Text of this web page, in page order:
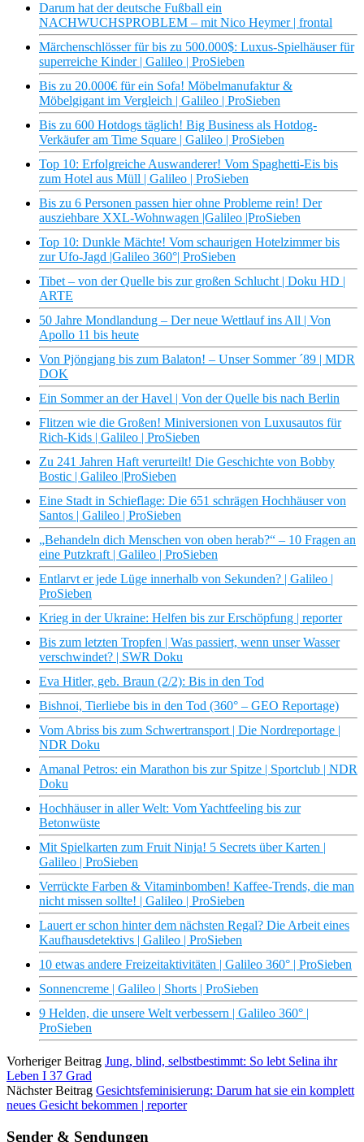
Darum hat der deutsche Fußball ein
NACHWUCHSPROBLEM – mit Nico Heymer | frontal
Märchenschlösser für bis zu 500.000$: Luxus-Spielhäuser für
superreiche Kinder | Galileo | ProSieben
Bis zu 20.000€ für ein Sofa! Möbelmanufaktur &
Möbelgigant im Vergleich | Galileo | ProSieben
Bis zu 600 Hotdogs täglich! Big Business als Hotdog-
Verkäufer am Time Square | Galileo | ProSieben
Top 10: Erfolgreiche Auswanderer! Vom Spaghetti-Eis bis
zum Hotel aus Müll | Galileo | ProSieben
Bis zu 6 Personen passen hier ohne Probleme rein! Der
ausziehbare XXL-Wohnwagen |Galileo |ProSieben
Top 10: Dunkle Mächte! Vom schaurigen Hotelzimmer bis
zur Ufo-Jagd |Galileo 360°| ProSieben
Tibet – von der Quelle bis zur großen Schlucht | Doku HD |
ARTE
50 Jahre Mondlandung – Der neue Wettlauf ins All | Von
Apollo 11 bis heute
Von Pjöngjang bis zum Balaton! – Unser Sommer ´89 | MDR
DOK
Ein Sommer an der Havel | Von der Quelle bis nach Berlin
Flitzen wie die Großen! Miniversionen von Luxusautos für
Rich-Kids | Galileo | ProSieben
Zu 241 Jahren Haft verurteilt! Die Geschichte von Bobby
Bostic | Galileo |ProSieben
Eine Stadt in Schieflage: Die 651 schrägen Hochhäuser von
Santos | Galileo | ProSieben
„Behandeln dich Menschen von oben herab?“ – 10 Fragen an
eine Putzkraft | Galileo | ProSieben
Entlarvt er jede Lüge innerhalb von Sekunden? | Galileo |
ProSieben
Krieg in der Ukraine: Helfen bis zur Erschöpfung | reporter
Bis zum letzten Tropfen | Was passiert, wenn unser Wasser
verschwindet? | SWR Doku
Eva Hitler, geb. Braun (2/2): Bis in den Tod
Bishnoi, Tierliebe bis in den Tod (360° – GEO Reportage)
Vom Abriss bis zum Schwertransport | Die Nordreportage |
NDR Doku
Amanal Petros: ein Marathon bis zur Spitze | Sportclub | NDR
Doku
Hochhäuser in aller Welt: Vom Yachtfeeling bis zur
Betonwüste
Mit Spielkarten zum Fruit Ninja! 5 Secrets über Karten |
Galileo | ProSieben
Verrückte Farben & Vitaminbomben! Kaffee-Trends, die man
nicht missen sollte! | Galileo | ProSieben
Lauert er schon hinter dem nächsten Regal? Die Arbeit eines
Kaufhausdetektivs | Galileo | ProSieben
10 etwas andere Freizeitaktivitäten | Galileo 360° | ProSieben
Sonnencreme | Galileo | Shorts | ProSieben
9 Helden, die unsere Welt verbessern | Galileo 360° |
ProSieben
Vorheriger Beitrag Jung, blind, selbstbestimmt: So lebt Selina ihr
Leben I 37 Grad
Nächster Beitrag Gesichtsfeminisierung: Darum hat sie ein komplett
neues Gesicht bekommen | reporter
Sender & Sendungen